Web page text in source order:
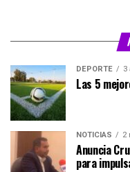
DEPORTE 3
Las 5
NOTICIAS 2
Anuncia
para